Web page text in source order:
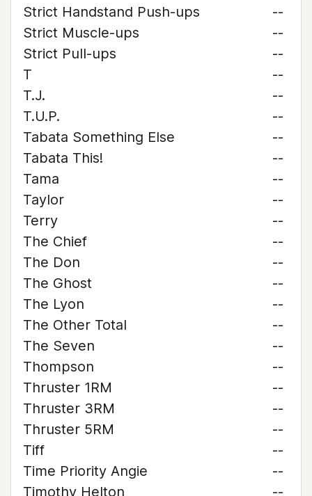
Strict Handstand Push-ups
--
Strict Muscle-ups
--
Strict Pull-ups
--
T
--
T.J.
--
T.U.P.
--
Tabata Something Else
--
Tabata This!
--
Tama
--
Taylor
--
Terry
--
The Chief
--
The Don
--
The Ghost
--
The Lyon
--
The Other Total
--
The Seven
--
Thompson
--
Thruster 1RM
--
Thruster 3RM
--
Thruster 5RM
--
Tiff
--
Time Priority Angie
--
Timothy Helton
--